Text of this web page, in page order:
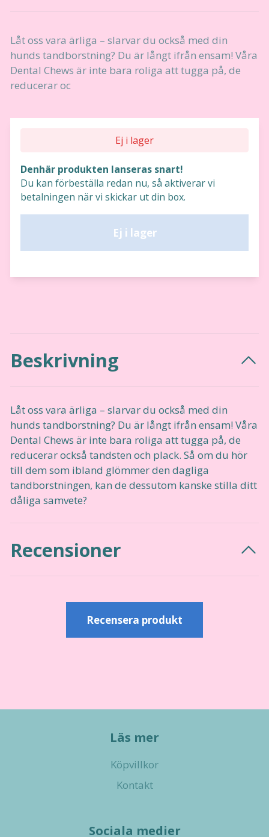
Låt oss vara ärliga – slarvar du också med din
hunds tandborstning? Du är långt ifrån ensam! Våra
Dental Chews är inte bara roliga att tugga på, de
reducerar oc
Ej i lager
Denhär produkten lanseras snart!
Du kan förbeställa redan nu, så aktiverar vi
betalningen när vi skickar ut din box.
Ej i lager
Beskrivning
Låt oss vara ärliga – slarvar du också med din
hunds tandborstning? Du är långt ifrån ensam! Våra
Dental Chews är inte bara roliga att tugga på, de
reducerar också tandsten och plack. Så om du hör
till dem som ibland glömmer den dagliga
tandborstningen, kan de dessutom kanske stilla ditt
dåliga samvete?
Recensioner
Recensera produkt
Läs mer
Köpvillkor
Kontakt
Sociala medier